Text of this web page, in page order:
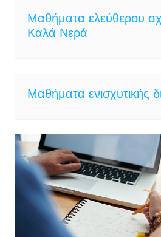
Μαθήματα ελεύθερου
Καλά Νερά
Μαθήματα ενισχυτικής